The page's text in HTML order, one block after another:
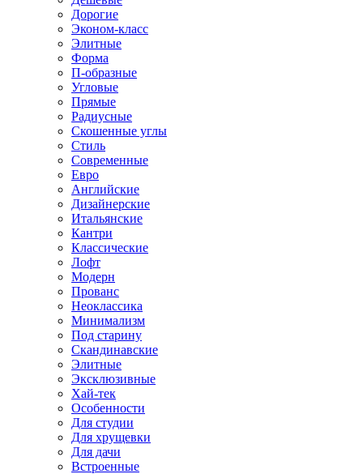
Дорогие
Эконом-класс
Элитные
Форма
П-образные
Угловые
Прямые
Радиусные
Скошенные углы
Стиль
Современные
Евро
Английские
Дизайнерские
Итальянские
Кантри
Классические
Лофт
Модерн
Прованс
Неоклассика
Минимализм
Под старину
Скандинавские
Элитные
Эксклюзивные
Хай-тек
Особенности
Для студии
Для хрущевки
Для дачи
Встроенные